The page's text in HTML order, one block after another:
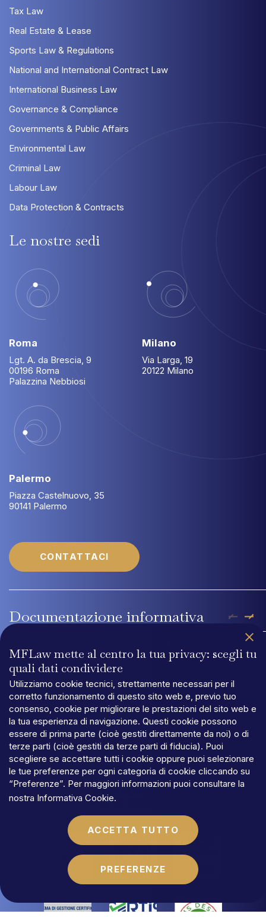
Tax Law
Real Estate & Lease
Sports Law & Regulations
National and International Contract Law
International Business Law
Governance & Compliance
Governments & Public Affairs
Environmental Law
Criminal Law
Labour Law
Data Protection & Contracts
Le nostre sedi
Roma
Lgt. A. da Brescia, 9
00196 Roma
Palazzina Nebbiosi
Milano
Via Larga, 19
20122 Milano
Palermo
Piazza Castelnuovo, 35
90141 Palermo
CONTATTACI
Documentazione informativa
Sistema Gestione
PRIVACY
TERMINI E CONDIZIONI
COOKIES
©MFLaw StapA
Capitale sociale € 100.000,00
N.REA
Partita IVA
MFLaw mette al centro la tua privacy: scegli tu
quali dati condividere
Utilizziamo cookie tecnici, strettamente necessari per il
corretto funzionamento di questo sito web e, previo tuo
consenso, cookie per migliorare le prestazioni del sito web e
la tua esperienza di navigazione. Questi cookie possono
essere di prima parte (cioè gestiti direttamente da noi) o di
terze parti (cioè gestiti da terze parti di fiducia). Puoi
scegliere se accettare tutti i cookie oppure puoi selezionare
le tue preferenze per ogni categoria di cookie cliccando su
“Preferenze”. Per maggiori informazioni puoi consultare la
nostra Informativa Cookie.
ACCETTA TUTTO
PREFERENZE